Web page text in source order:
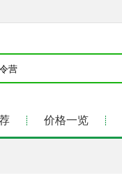
价格一览